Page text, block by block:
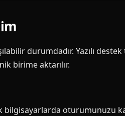
durumdadır. Yazılı
birime aktarılır.
bilgisayarlarda oturumunuzu